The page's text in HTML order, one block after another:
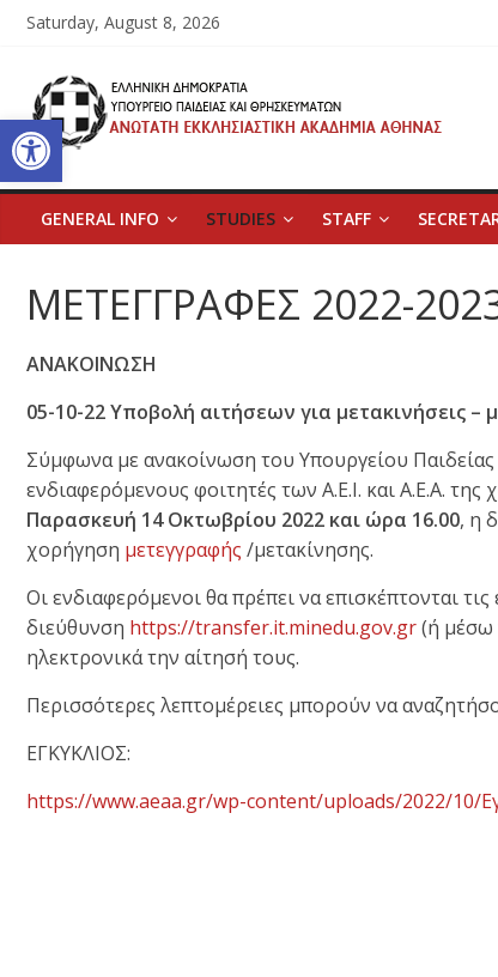
Open toolbar
Skip
content
Saturday, August 8, 2026
Ανώτατη
Εκκλησιαστική
Ακαδημία
Αθηνών
Εκκλησιαστική
Ακαδημία
GENERAL INFO STUDIES STAFF
ΜΕΤΕΓΓΡΑΦΕΣ 2022-
ΑΝΑΚΟΙΝΩΣΗ
05-10-22 Υποβολή αιτήσεων για μετακινήσεις –
Σύμφωνα με ανακοίνωση του Υπουργείου
ενδιαφερόμενους φοιτητές των Α.Ε.Ι. και Α.Ε.Α. της
Παρασκευή 14 Οκτωβρίου 2022 και ώρα 16.00, η
χορήγηση μετεγγραφής /μετακίνησης.
Οι ενδιαφερόμενοι θα πρέπει να επισκέπτονται
διεύθυνση https://transfer.it.minedu.gov.gr(ή μέσω
ηλεκτρονικά την αίτησή τους.
Περισσότερες λεπτομέρειες μπορούν να
ΕΓΚΥΚΛΙΟΣ:
https://www.aeaa.gr/wp-content/uploads/2022/10/